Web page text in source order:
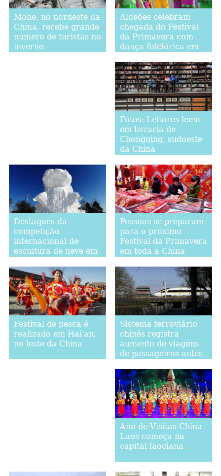
Mohe, no nordeste da
China, recebe grande
número de turistas no
inverno
Aldeões celebram
chegada do Festival
da Primavera com
dança folclórica em
Fotos: Leitores leem
em livraria de
Chongqing, sudoeste
da China
Destaques da
competição
internacional de
escultura de neve em
da China
Pessoas se preparam
para o próximo
Festival da Primavera
em toda a China
Festival de pesca é
realizado em Hai'an,
no leste da China
Sistema ferroviário
chinês registra
aumento de viagens
de passageiros antes
Primavera
Ano de Visitas China-
Laos começa na
capital laociana